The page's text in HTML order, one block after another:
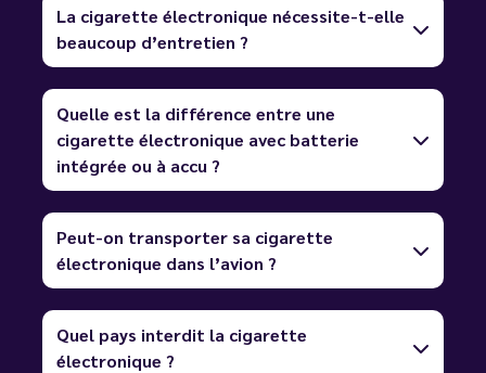
La cigarette électronique nécessite-t-elle
beaucoup d’entretien ?
Quelle est la différence entre une
cigarette électronique avec batterie
intégrée ou à accu ?
Peut-on transporter sa cigarette
électronique dans l’avion ?
Quel pays interdit la cigarette
électronique ?